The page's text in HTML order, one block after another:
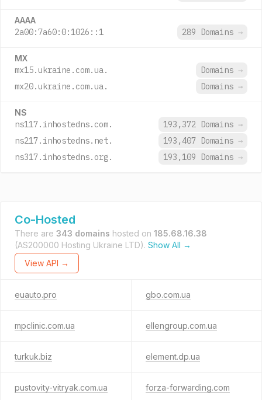
AAAA
2a00:7a60:0:1026::1 289 Domains →
MX
mx15.ukraine.com.ua. Domains →
mx20.ukraine.com.ua.
Domains →
NS
ns117.inhostedns.com. 193,372 Domains →
ns217.inhostedns.net.
193,407 Domains →
ns317.inhostedns.org.
193,109 Domains →
Co-Hosted
There are 343 domains hosted on 185.68.16.38
(AS200000 Hosting Ukraine LTD). Show All →
View API →
euauto.pro gbo.com.ua
mpclinic.com.ua ellengroup.com.ua
turkuk.biz element.dp.ua
pustovity-vitryak.com.ua forza-forwarding.com